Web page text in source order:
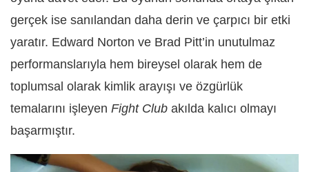
gerçek ise sanılandan daha derin ve çarpıcı bir etki
yaratır. Edward Norton ve Brad Pitt’in unutulmaz
performanslarıyla hem bireysel olarak hem de
toplumsal olarak kimlik arayışı ve özgürlük
temalarını işleyen Fight Club akılda kalıcı olmayı
başarmıştır.